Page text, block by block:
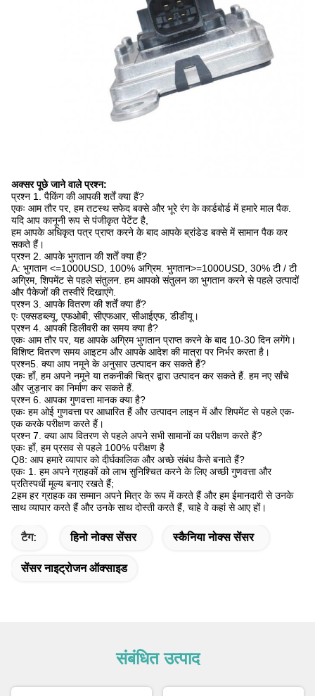
अक्सर पूछे जाने वाले प्रश्न:
प्रश्न 1. पैकिंग की आपकी शर्तें क्या हैं?
एकः आम तौर पर, हम तटस्थ सफेद बक्से और भूरे रंग के कार्डबोर्ड में हमारे माल पैक.
यदि आप कानूनी रूप से पंजीकृत पेटेंट है,
हम आपके अधिकृत पत्र प्राप्त करने के बाद आपके ब्रांडेड बक्से में सामान पैक कर
सकते हैं।
प्रश्न 2. आपके भुगतान की शर्तें क्या हैं?
A: भुगतान <=1000USD, 100% अग्रिम. भुगतान>=1000USD, 30% टी / टी
अग्रिम, शिपमेंट से पहले संतुलन. हम आपको संतुलन का भुगतान करने से पहले उत्पादों
और पैकेजों की तस्वीरें दिखाएंगे.
प्रश्न 3. आपके वितरण की शर्तें क्या हैं?
एः एक्सडब्ल्यू, एफओबी, सीएफआर, सीआईएफ, डीडीयू।
प्रश्न 4. आपकी डिलीवरी का समय क्या है?
एकः आम तौर पर, यह आपके अग्रिम भुगतान प्राप्त करने के बाद 10-30 दिन लगेंगे।
विशिष्ट वितरण समय आइटम और आपके आदेश की मात्रा पर निर्भर करता है।
प्रश्न5. क्या आप नमूने के अनुसार उत्पादन कर सकते हैं?
एकः हाँ, हम अपने नमूने या तकनीकी चित्र द्वारा उत्पादन कर सकते हैं. हम नए साँचे
और जुड़नार का निर्माण कर सकते हैं.
प्रश्न 6. आपका गुणवत्ता मानक क्या है?
एकः हम ओई गुणवत्ता पर आधारित हैं और उत्पादन लाइन में और शिपमेंट से पहले एक-
एक करके परीक्षण करते हैं।
प्रश्न 7. क्या आप वितरण से पहले अपने सभी सामानों का परीक्षण करते हैं?
एकः हाँ, हम प्रसव से पहले 100% परीक्षण है
Q8: आप हमारे व्यापार को दीर्घकालिक और अच्छे संबंध कैसे बनाते हैं?
एकः 1. हम अपने ग्राहकों को लाभ सुनिश्चित करने के लिए अच्छी गुणवत्ता और
प्रतिस्पर्धी मूल्य बनाए रखते हैं;
2हम हर ग्राहक का सम्मान अपने मित्र के रूप में करते हैं और हम ईमानदारी से उनके
साथ व्यापार करते हैं और उनके साथ दोस्ती करते हैं, चाहे वे कहां से आए हों।
टैग: हिनो नोक्स सेंसर स्कैनिया नोक्स सेंसर
सेंसर नाइट्रोजन ऑक्साइड
संबंधित उत्पाद